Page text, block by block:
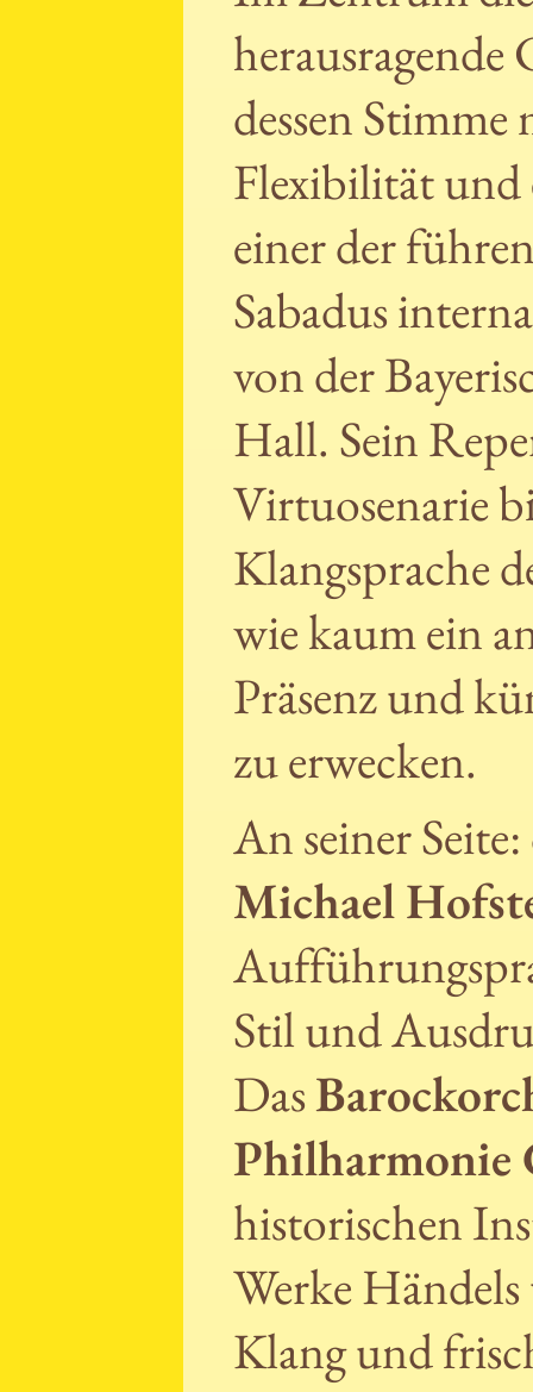
dessen
Flexibilität und
einer der
Sabadus
von der
Hall. Sein
Virtuosenarie
Klangsprache
wie kaum ein
Präsenz und
zu erwecken.
An seiner
Michael
Stil und
Das
Philharmonie
historischen
Werke
Klang und